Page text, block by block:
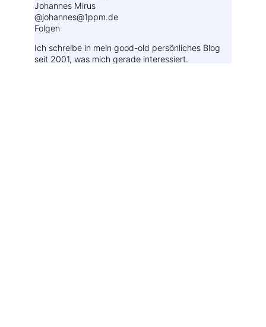
Johannes Mirus
@johannes@1ppm.de
Folgen
Ich schreibe in mein good-old persönliches Blog
seit 2001, was mich gerade interessiert.